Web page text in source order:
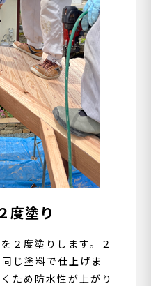
度塗り
２度塗りします。２
じ塗料で仕上げま
ため防水性が上がり